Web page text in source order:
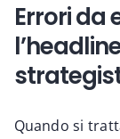
Errori da
Quando si